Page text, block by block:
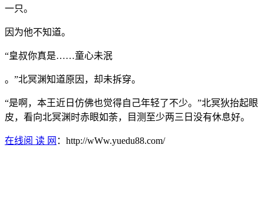
一只。
因为他不知道。
“皇叔你真是……童心未泯
。”北冥渊知道原因，却未拆穿。
“是啊，本王近日仿佛也觉得自己年轻了不少。”北冥狄抬起眼
皮，看向北冥渊时赤眼如荼，目测至少两三日没有休息好。
在线阅 读 网 ：http://wWw.yuedu88.com/